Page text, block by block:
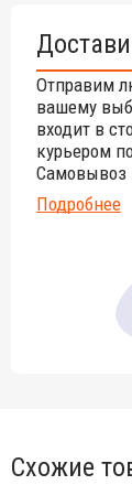
Отправим
вашему
входит в
курьером
Самовывоз
Подробнее
Схожие